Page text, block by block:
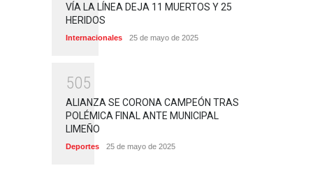
VÍA LA LÍNEA DEJA 11 MUERTOS Y 25
HERIDOS
Internacionales 25 de mayo de 2025
505
ALIANZA SE CORONA CAMPEÓN TRAS
POLÉMICA FINAL ANTE MUNICIPAL
LIMEÑO
Deportes 25 de mayo de 2025